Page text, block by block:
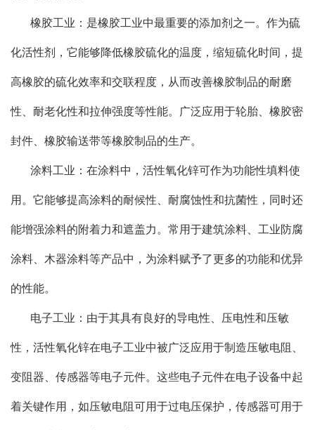
橡胶工业：是橡胶工业中最重要的添加剂之一。作为硫
化活性剂，它能够降低橡胶硫化的温度，缩短硫化时间，提
高橡胶的硫化效率和交联程度，从而改善橡胶制品的耐磨
性、耐老化性和拉伸强度等性能。广泛应用于轮胎、橡胶密
封件、橡胶输送带等橡胶制品的生产。
涂料工业：在涂料中，活性氧化锌可作为功能性填料使
用。它能够提高涂料的耐候性、耐腐蚀性和抗菌性，同时还
能增强涂料的附着力和遮盖力。常用于建筑涂料、工业防腐
涂料、木器涂料等产品中，为涂料赋予了更多的功能和优异
的性能。
电子工业：由于其具有良好的导电性、压电性和压敏
性，活性氧化锌在电子工业中被广泛应用于制造压敏电阻、
变阻器、传感器等电子元件。这些电子元件在电子设备中起
着关键作用，如压敏电阻可用于过电压保护，传感器可用于